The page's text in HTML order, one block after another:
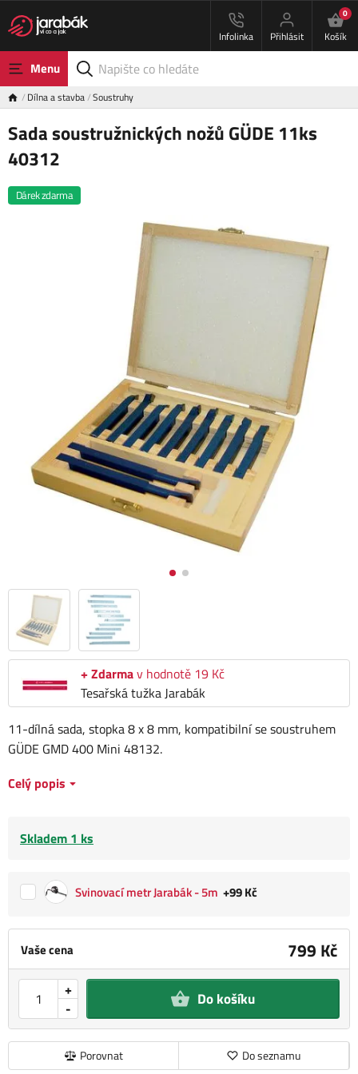
Infolinka Přihlásit
0
Košík
Menu
Dílna a stavba Soustruhy
Sada soustružnických nožů GÜDE 11ks
40312
Dárek zdarma
+ Zdarmav hodnotě 19 Kč
Tesařská tužka Jarabák
Vaše cena 799 Kč
-
+ Do košíku
Porovnat Do seznamu
11-dílná sada, stopka 8 x 8 mm, kompatibilní se soustruhem
GÜDE GMD 400 Mini 48132.
Celý popis
Skladem 1 ks
Svinovací metr Jarabák - 5m +99 Kč